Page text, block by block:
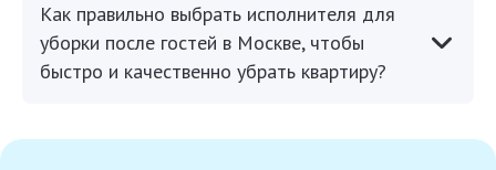
Как правильно выбрать исполнителя для
уборки после гостей в Москве, чтобы
быстро и качественно убрать квартиру?